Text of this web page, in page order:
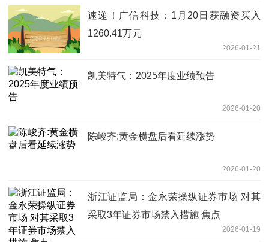
速递！广信科技：1月20日获融资买入
1260.41万元
2026-01-21
凯美特气：2025年度业绩预告
2026-01-20
陈峻齐:黄金横盘后看延续涨势
2026-01-20
浙江证监局：金永荣操纵证券市场 对其
采取3年证券市场禁入措施 焦点
2026-01-19